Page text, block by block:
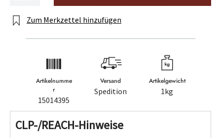
Zum Merkzettel hinzufügen
Artikelnumme
r
15014395
Versand
Spedition
Artikelgewicht
1kg
CLP-/REACH-Hinweise